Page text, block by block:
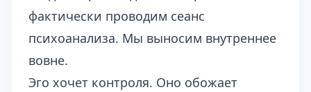
фактически проводим сеанс
психоанализа. Мы выносим внутреннее
вовне.
Эго хочет контроля. Оно обожает